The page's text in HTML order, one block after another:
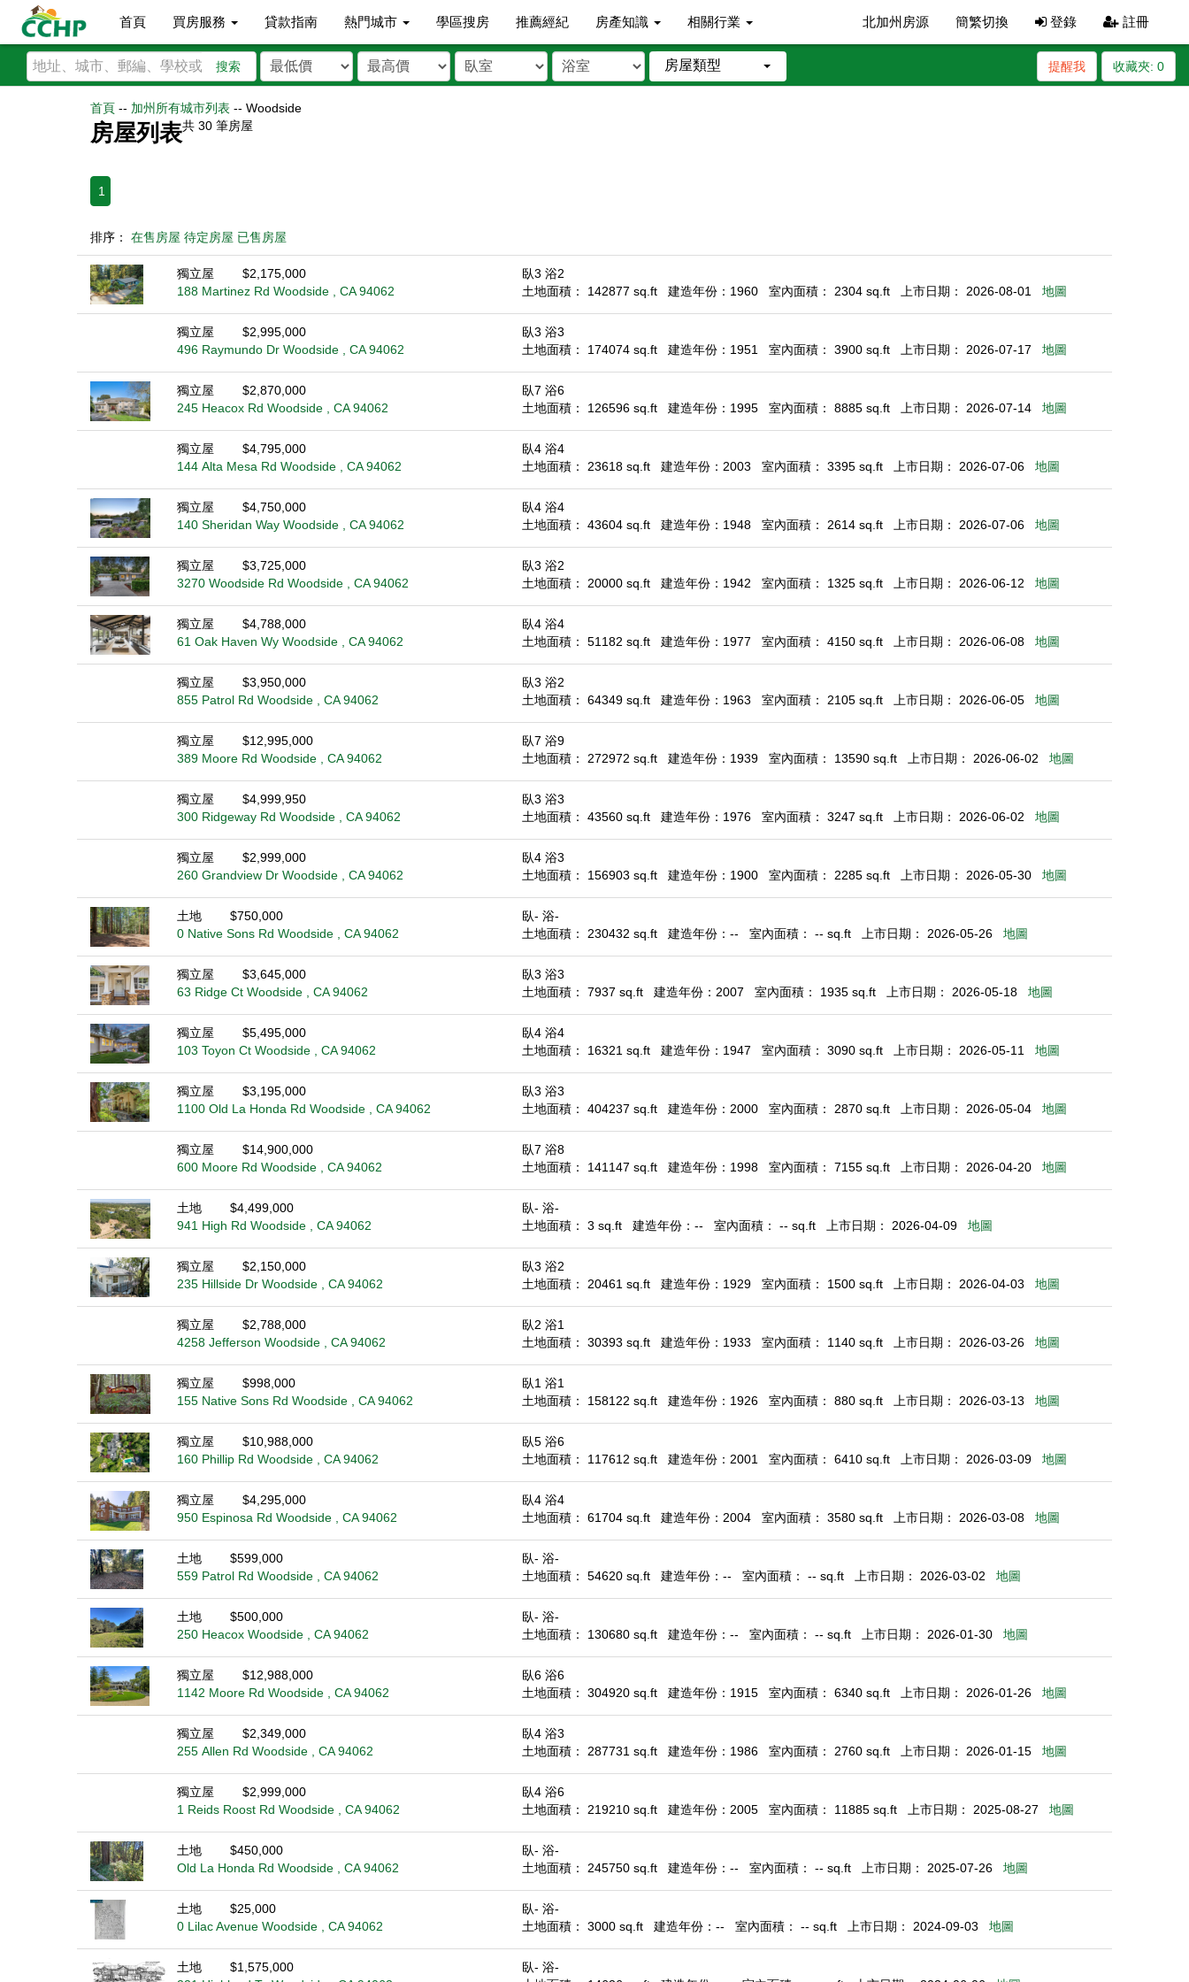
首頁 買房服務 貸款指南 熱門城市 學區搜房 推薦經紀 房產知識 相關行業 北加州房源 簡繁切換 登錄 註冊
搜索 房屋類型 收藏夾: 0
提醒我
首頁 -- 加州所有城市列表 -- Woodside
房屋列表共 30 筆房屋
1
排序： 在售房屋 待定房屋 已售房屋
獨立屋
$2,175,000
188 Martinez Rd Woodside , CA 94062
臥3 浴2
土地面積： 142877 sq.ft
建造年份：1960 室內面積： 2304 sq.ft 上市日期： 2026-08-01 地圖
獨立屋
$2,995,000
496 Raymundo Dr Woodside , CA 94062
臥3 浴3
土地面積： 174074 sq.ft
建造年份：1951 室內面積： 3900 sq.ft 上市日期： 2026-07-17 地圖
獨立屋
$2,870,000
245 Heacox Rd Woodside , CA 94062
臥7 浴6
土地面積： 126596 sq.ft
建造年份：1995 室內面積： 8885 sq.ft 上市日期： 2026-07-14 地圖
獨立屋
$4,795,000
144 Alta Mesa Rd Woodside , CA 94062
臥4 浴4
土地面積： 23618 sq.ft
建造年份：2003 室內面積： 3395 sq.ft 上市日期： 2026-07-06 地圖
獨立屋
$4,750,000
140 Sheridan Way Woodside , CA 94062
臥4 浴4
土地面積： 43604 sq.ft
建造年份：1948 室內面積： 2614 sq.ft 上市日期： 2026-07-06 地圖
獨立屋
$3,725,000
3270 Woodside Rd Woodside , CA 94062
臥3 浴2
土地面積： 20000 sq.ft
建造年份：1942 室內面積： 1325 sq.ft 上市日期： 2026-06-12 地圖
獨立屋
$4,788,000
61 Oak Haven Wy Woodside , CA 94062
臥4 浴4
土地面積： 51182 sq.ft
建造年份：1977 室內面積： 4150 sq.ft 上市日期： 2026-06-08 地圖
獨立屋
$3,950,000
855 Patrol Rd Woodside , CA 94062
臥3 浴2
土地面積： 64349 sq.ft
建造年份：1963 室內面積： 2105 sq.ft 上市日期： 2026-06-05 地圖
獨立屋
$12,995,000
389 Moore Rd Woodside , CA 94062
臥7 浴9
土地面積： 272972 sq.ft
建造年份：1939 室內面積： 13590 sq.ft 上市日期： 2026-06-02 地圖
獨立屋
$4,999,950
300 Ridgeway Rd Woodside , CA 94062
臥3 浴3
土地面積： 43560 sq.ft
建造年份：1976 室內面積： 3247 sq.ft 上市日期： 2026-06-02 地圖
獨立屋
$2,999,000
260 Grandview Dr Woodside , CA 94062
臥4 浴3
土地面積： 156903 sq.ft
建造年份：1900 室內面積： 2285 sq.ft 上市日期： 2026-05-30 地圖
土地
$750,000
0 Native Sons Rd Woodside , CA 94062
臥- 浴-
土地面積： 230432 sq.ft
建造年份：-- 室內面積： -- sq.ft 上市日期： 2026-05-26 地圖
獨立屋
$3,645,000
63 Ridge Ct Woodside , CA 94062
臥3 浴3
土地面積： 7937 sq.ft
建造年份：2007 室內面積： 1935 sq.ft 上市日期： 2026-05-18 地圖
獨立屋
$5,495,000
103 Toyon Ct Woodside , CA 94062
臥4 浴4
土地面積： 16321 sq.ft
建造年份：1947 室內面積： 3090 sq.ft 上市日期： 2026-05-11 地圖
獨立屋
$3,195,000
1100 Old La Honda Rd Woodside , CA 94062
臥3 浴3
土地面積： 404237 sq.ft
建造年份：2000 室內面積： 2870 sq.ft 上市日期： 2026-05-04 地圖
獨立屋
$14,900,000
600 Moore Rd Woodside , CA 94062
臥7 浴8
土地面積： 141147 sq.ft
建造年份：1998 室內面積： 7155 sq.ft 上市日期： 2026-04-20 地圖
土地
$4,499,000
941 High Rd Woodside , CA 94062
臥- 浴-
土地面積： 3 sq.ft
建造年份：-- 室內面積： -- sq.ft 上市日期： 2026-04-09 地圖
獨立屋
$2,150,000
235 Hillside Dr Woodside , CA 94062
臥3 浴2
土地面積： 20461 sq.ft
建造年份：1929 室內面積： 1500 sq.ft 上市日期： 2026-04-03 地圖
獨立屋
$2,788,000
4258 Jefferson Woodside , CA 94062
臥2 浴1
土地面積： 30393 sq.ft
建造年份：1933 室內面積： 1140 sq.ft 上市日期： 2026-03-26 地圖
獨立屋
$998,000
155 Native Sons Rd Woodside , CA 94062
臥1 浴1
土地面積： 158122 sq.ft
建造年份：1926 室內面積： 880 sq.ft 上市日期： 2026-03-13 地圖
獨立屋
$10,988,000
160 Phillip Rd Woodside , CA 94062
臥5 浴6
土地面積： 117612 sq.ft
建造年份：2001 室內面積： 6410 sq.ft 上市日期： 2026-03-09 地圖
獨立屋
$4,295,000
950 Espinosa Rd Woodside , CA 94062
臥4 浴4
土地面積： 61704 sq.ft
建造年份：2004 室內面積： 3580 sq.ft 上市日期： 2026-03-08 地圖
土地
$599,000
559 Patrol Rd Woodside , CA 94062
臥- 浴-
土地面積： 54620 sq.ft
建造年份：-- 室內面積： -- sq.ft 上市日期： 2026-03-02 地圖
土地
$500,000
250 Heacox Woodside , CA 94062
臥- 浴-
土地面積： 130680 sq.ft
建造年份：-- 室內面積： -- sq.ft 上市日期： 2026-01-30 地圖
獨立屋
$12,988,000
1142 Moore Rd Woodside , CA 94062
臥6 浴6
土地面積： 304920 sq.ft
建造年份：1915 室內面積： 6340 sq.ft 上市日期： 2026-01-26 地圖
獨立屋
$2,349,000
255 Allen Rd Woodside , CA 94062
臥4 浴3
土地面積： 287731 sq.ft
建造年份：1986 室內面積： 2760 sq.ft 上市日期： 2026-01-15 地圖
獨立屋
$2,999,000
1 Reids Roost Rd Woodside , CA 94062
臥4 浴6
土地面積： 219210 sq.ft
建造年份：2005 室內面積： 11885 sq.ft 上市日期： 2025-08-27 地圖
土地
$450,000
Old La Honda Rd Woodside , CA 94062
臥- 浴-
土地面積： 245750 sq.ft
建造年份：-- 室內面積： -- sq.ft 上市日期： 2025-07-26 地圖
土地
$25,000
0 Lilac Avenue Woodside , CA 94062
臥- 浴-
土地面積： 3000 sq.ft
建造年份：-- 室內面積： -- sq.ft 上市日期： 2024-09-03 地圖
土地
$1,575,000
臥- 浴-